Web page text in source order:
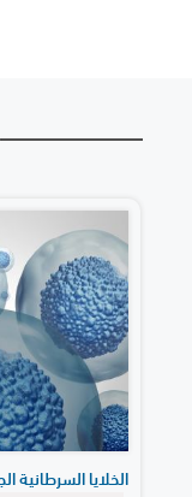
الخلايا السرطانية